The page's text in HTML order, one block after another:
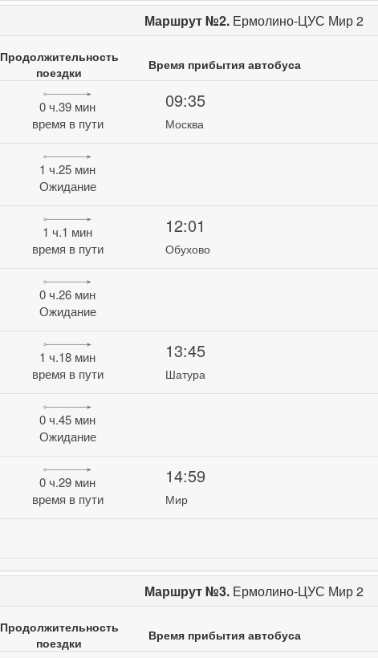
Маршрут №2. Ермолино-ЦУС Мир 2
Продолжительность
поездки
Время прибытия автобуса
0 ч.39 мин
время в пути
09:35
Москва
1 ч.25 мин
Ожидание
1 ч.1 мин
время в пути
12:01
Обухово
0 ч.26 мин
Ожидание
1 ч.18 мин
время в пути
13:45
Шатура
0 ч.45 мин
Ожидание
0 ч.29 мин
время в пути
14:59
Мир
Маршрут №3. Ермолино-ЦУС Мир 2
Продолжительность
поездки
Время прибытия автобуса